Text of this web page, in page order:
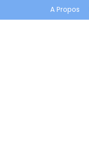
A Propos